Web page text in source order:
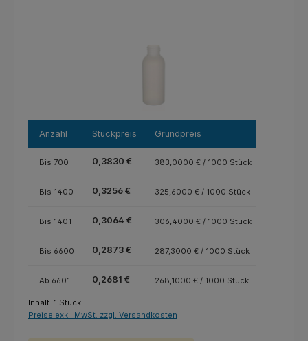
Anzahl Stückpreis Grundpreis
Bis 700 0,3830 € 383,0000 € / 1000 Stück
Bis 1400 0,3256 € 325,6000 € / 1000 Stück
Bis 1401 0,3064 € 306,4000 € / 1000 Stück
Bis 6600 0,2873 € 287,3000 € / 1000 Stück
Ab 6601 0,2681 € 268,1000 € / 1000 Stück
Inhalt: 1 Stück
Preise exkl. MwSt. zzgl. Versandkosten